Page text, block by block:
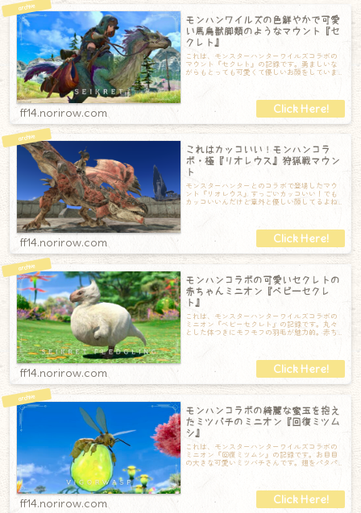
モンハンワイルズの色鮮やかで可愛
い馬鳥獣脚類のようなマウント『セ
クレト』
これは、モンスターハンターワイルズコラボの
マウント『セクレト』の記録です。勇ましいな
がらもとっても可愛くて優しいお顔をしていま
ff14.norirow.com
これはカッコいい！モンハンコラ
ボ・極『リオレウス』狩猟戦マウン
ト
モンスターハンターとのコラボで登場したマウ
ント『リオレウス』すっごいカッコいい！でも
カッコいいんだけど意外と優しい顔してるよね✨
ff14.norirow.com
モンハンコラボの可愛いセクレトの
赤ちゃんミニオン『ベビーセクレ
ト』
これは、モンスターハンターワイルズコラボの
ミニオン『ベビーセクレト』の記録です。丸々
とした体つきにモフモフの羽毛が魅力的。赤ち
ff14.norirow.com
モンハンコラボの綺麗な蜜玉を抱え
たミツバチのミニオン『回復ミツム
シ』
これは、モンスターハンターワイルズコラボの
ミニオン『回復ミツムシ』の記録です。お目目
の大きな可愛いミツバチさんです。翅をパタパ
ff14.norirow.com